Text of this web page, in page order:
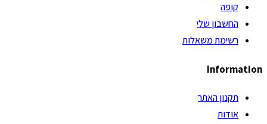
קופה
החשבון שלי
רשימת משאלות
Information
תקנון האתר
אודות